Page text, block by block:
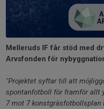
Melleruds IF får stöd med
Arvsfonden för
"Projektet syftar till att
spontanfotboll för framför allt
7 mot 7